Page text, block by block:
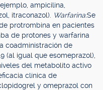
ampicilina,
itraconazol). Warfarina:Se
protrombina en pacientes
de protones y warfarina
coadministración de
(al igual que esomeprazol),
del metabolito activo
clínica de
y omeprazol con